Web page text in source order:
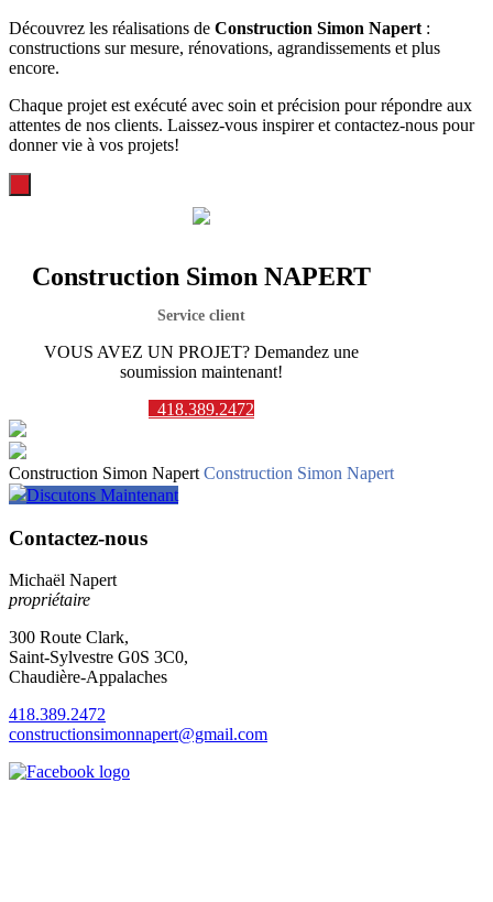
Découvrez les réalisations de Construction Simon Napert :
constructions sur mesure, rénovations, agrandissements et plus
encore.
Chaque projet est exécuté avec soin et précision pour répondre aux
attentes de nos clients. Laissez-vous inspirer et contactez-nous pour
donner vie à vos projets!
Construction Simon NAPERT
Service client
VOUS AVEZ UN PROJET? Demandez une
soumission maintenant!
418.389.2472
Construction Simon Napert Construction Simon Napert
Discutons Maintenant
Contactez-nous
Michaël Napert
propriétaire
300 Route Clark,
Saint-Sylvestre G0S 3C0,
Chaudière-Appalaches
418.389.2472
constructionsimonnapert@gmail.com